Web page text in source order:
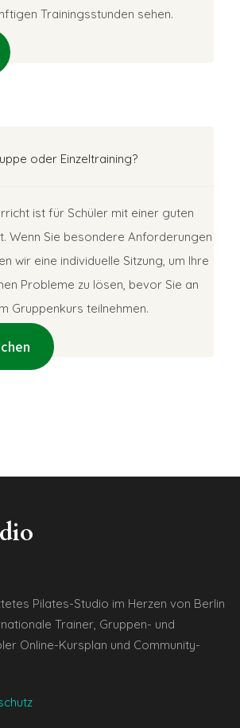
Trainingsstunden sehen.
oder Einzeltraining?
ist für Schüler mit einer guten
Wenn Sie besondere Anforderungen
wir eine individuelle Sitzung, um Ihre
Probleme zu lösen, bevor Sie an
Gruppenkurs teilnehmen.
Pilates-Studio im Herzen von Berlin
Trainer, Gruppen- und
Online-Kursplan und Community-